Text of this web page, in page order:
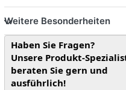
Weitere
Weitere Besonderheiten
Haben Sie Fragen?
Unsere Produkt-
beraten Sie gern und
ausführlich!